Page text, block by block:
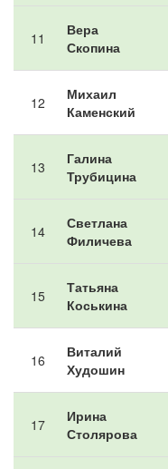
11
Вера
Скопина
12
Михаил
Каменский
13
Галина
Трубицина
14
Светлана
Филичева
15
Татьяна
Коськина
16
Виталий
Худошин
17
Ирина
Столярова